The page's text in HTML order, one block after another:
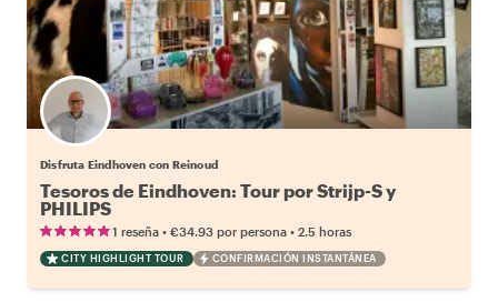
Disfruta Eindhoven con Reinoud
Tesoros de Eindhoven: Tour por Strijp-S y
PHILIPS
1 reseña • €34.93 por persona • 2.5 horas
CITY HIGHLIGHT TOUR CONFIRMACIÓN INSTANTÁNEA